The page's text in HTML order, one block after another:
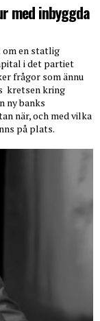
med inbyggda
en statlig
i det partiet
frågor som ännu
kretsen kring
ny banks
när, och med vilka
på plats.